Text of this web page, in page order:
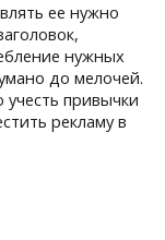
ее нужно
нужных
до мелочей.
учесть привычки
рекламу в